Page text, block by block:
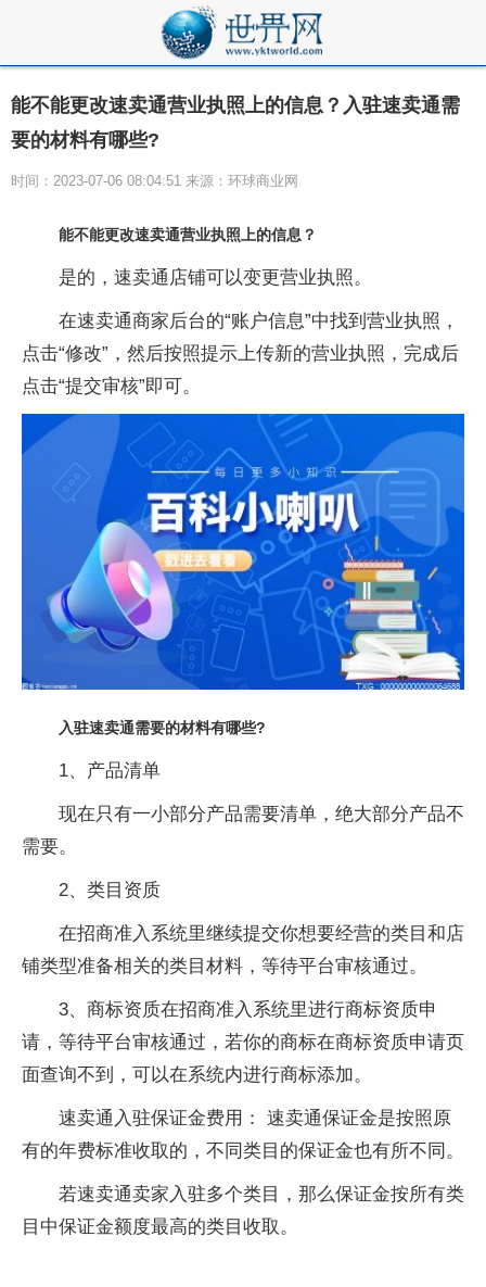
能不能更改速卖通营业执照上的信息？入驻速卖通需
要的材料有哪些?
时间：2023-07-06 08:04:51 来源：环球商业网
能不能更改速卖通营业执照上的信息？
是的，速卖通店铺可以变更营业执照。
在速卖通商家后台的“账户信息”中找到营业执照，
点击“修改”，然后按照提示上传新的营业执照，完成后
点击“提交审核”即可。
入驻速卖通需要的材料有哪些?
1、产品清单
现在只有一小部分产品需要清单，绝大部分产品不
需要。
2、类目资质
在招商准入系统里继续提交你想要经营的类目和店
铺类型准备相关的类目材料，等待平台审核通过。
3、商标资质在招商准入系统里进行商标资质申
请，等待平台审核通过，若你的商标在商标资质申请页
面查询不到，可以在系统内进行商标添加。
速卖通入驻保证金费用： 速卖通保证金是按照原
有的年费标准收取的，不同类目的保证金也有所不同。
若速卖通卖家入驻多个类目，那么保证金按所有类
目中保证金额度最高的类目收取。